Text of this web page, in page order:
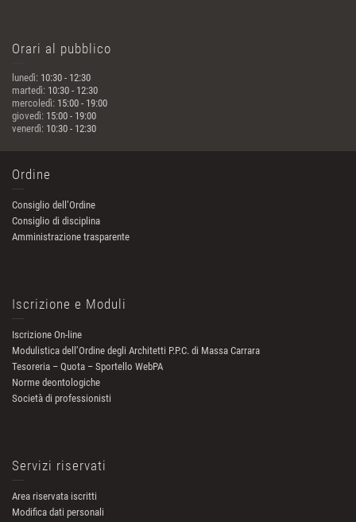
Orari al pubblico
lunedì: 10:30 - 12:30
martedì: 10:30 - 12:30
mercoledì: 15:00 - 19:00
giovedì: 15:00 - 19:00
venerdì: 10:30 - 12:30
Ordine
Consiglio dell’Ordine
Consiglio di disciplina
Amministrazione trasparente
Iscrizione e Moduli
Iscrizione On-line
Modulistica dell’Ordine degli Architetti P.P.C. di Massa Carrara
Tesoreria – Quota – Sportello WebPA
Norme deontologiche
Società di professionisti
Servizi riservati
Area riservata iscritti
Modifica dati personali